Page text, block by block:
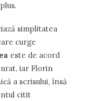
simplitatea
curge
este de acord
iar Florin
a scrisului, însă
citit